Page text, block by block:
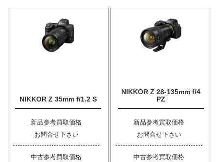
NIKKOR Z 35mm f/1.2 S
新品参考買取価格
お問合せ下さい
中古参考買取価格
NIKKOR Z 28-135mm f/4
PZ
新品参考買取価格
お問合せ下さい
中古参考買取価格